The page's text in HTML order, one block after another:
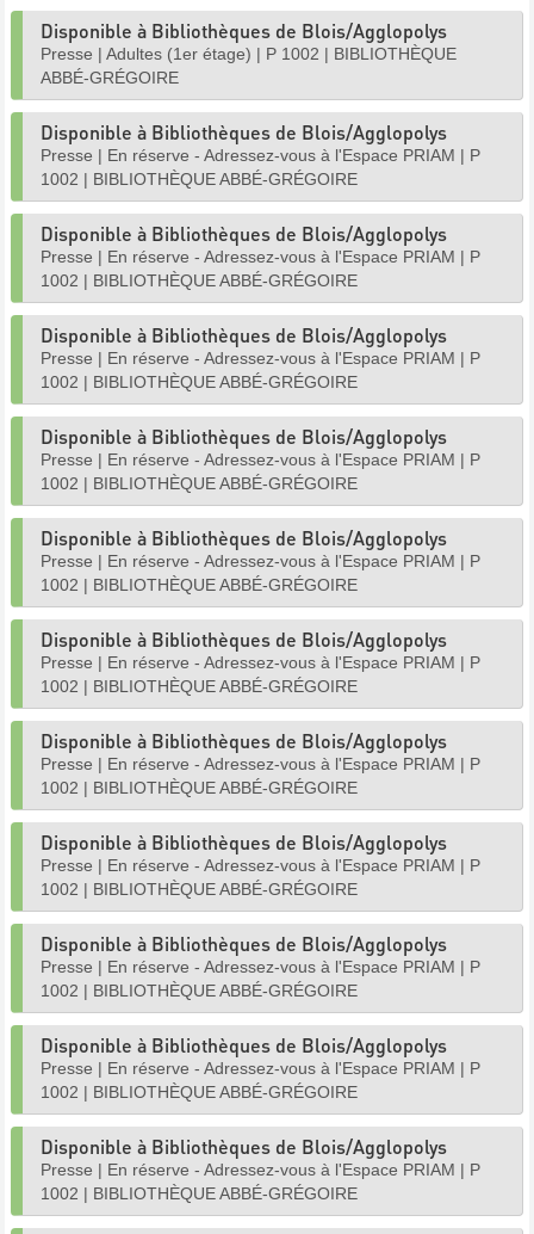
Disponible à Bibliothèques de Blois/Agglopolys
Presse | Adultes (1er étage) | P 1002 | BIBLIOTHÈQUE
ABBÉ-GRÉGOIRE
Disponible à Bibliothèques de Blois/Agglopolys
Presse | En réserve - Adressez-vous à l'Espace PRIAM | P
1002 | BIBLIOTHÈQUE ABBÉ-GRÉGOIRE
Disponible à Bibliothèques de Blois/Agglopolys
Presse | En réserve - Adressez-vous à l'Espace PRIAM | P
1002 | BIBLIOTHÈQUE ABBÉ-GRÉGOIRE
Disponible à Bibliothèques de Blois/Agglopolys
Presse | En réserve - Adressez-vous à l'Espace PRIAM | P
1002 | BIBLIOTHÈQUE ABBÉ-GRÉGOIRE
Disponible à Bibliothèques de Blois/Agglopolys
Presse | En réserve - Adressez-vous à l'Espace PRIAM | P
1002 | BIBLIOTHÈQUE ABBÉ-GRÉGOIRE
Disponible à Bibliothèques de Blois/Agglopolys
Presse | En réserve - Adressez-vous à l'Espace PRIAM | P
1002 | BIBLIOTHÈQUE ABBÉ-GRÉGOIRE
Disponible à Bibliothèques de Blois/Agglopolys
Presse | En réserve - Adressez-vous à l'Espace PRIAM | P
1002 | BIBLIOTHÈQUE ABBÉ-GRÉGOIRE
Disponible à Bibliothèques de Blois/Agglopolys
Presse | En réserve - Adressez-vous à l'Espace PRIAM | P
1002 | BIBLIOTHÈQUE ABBÉ-GRÉGOIRE
Disponible à Bibliothèques de Blois/Agglopolys
Presse | En réserve - Adressez-vous à l'Espace PRIAM | P
1002 | BIBLIOTHÈQUE ABBÉ-GRÉGOIRE
Disponible à Bibliothèques de Blois/Agglopolys
Presse | En réserve - Adressez-vous à l'Espace PRIAM | P
1002 | BIBLIOTHÈQUE ABBÉ-GRÉGOIRE
Disponible à Bibliothèques de Blois/Agglopolys
Presse | En réserve - Adressez-vous à l'Espace PRIAM | P
1002 | BIBLIOTHÈQUE ABBÉ-GRÉGOIRE
Disponible à Bibliothèques de Blois/Agglopolys
Presse | En réserve - Adressez-vous à l'Espace PRIAM | P
1002 | BIBLIOTHÈQUE ABBÉ-GRÉGOIRE